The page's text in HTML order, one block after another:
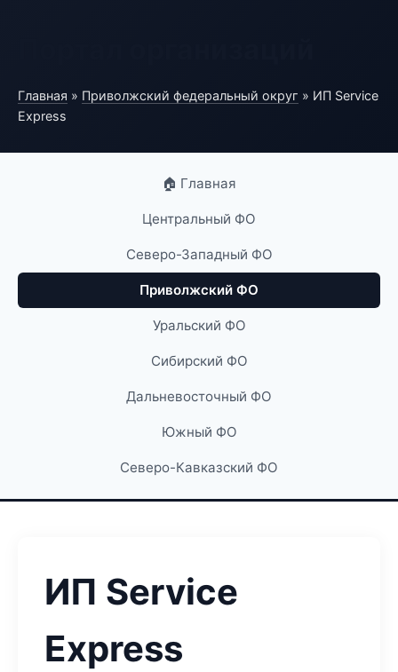
Главная » Приволжский федеральный округ » ИП Service
Express
🏠 Главная
Центральный ФО
Северо-Западный ФО
Приволжский ФО
Уральский ФО
Сибирский ФО
Дальневосточный ФО
Южный ФО
Северо-Кавказский ФО
ИП Service
Express